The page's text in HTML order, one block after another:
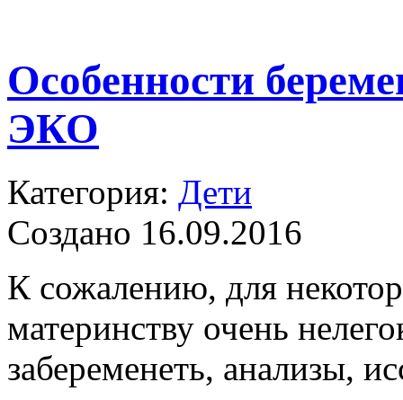
Особенности
ЭКО
Категория: Дети
Создано 16.09.2016
К сожалению, для
материнству очень
забеременеть, анализы,